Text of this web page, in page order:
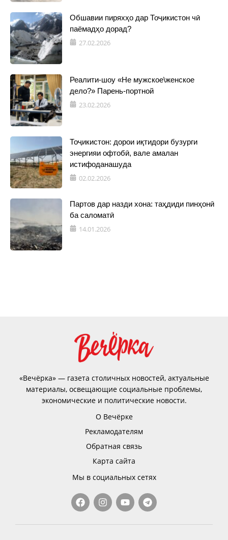
Обшавии пиряхҳо дар Тоҷикистон чӣ
паёмадҳо дорад?
27.02.2026
Реалити-шоу «Не мужское\женское
дело?» Парень-портной
23.02.2026
Тоҷикистон: дорои иқтидори бузурги
энергияи офтобӣ, вале амалан
истифоданашуда
02.02.2026
Партов дар назди хона: таҳдиди пинҳонӣ
ба саломатӣ
14.01.2026
«Вечёрка» — газета столичных новостей, актуальные
материалы, освещающие социальные проблемы,
экономические и политические новости.
О Вечёрке
Рекламодателям
Обратная связь
Карта сайта
Мы в социальных сетях